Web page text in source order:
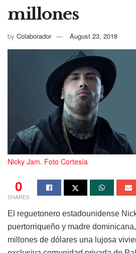
millones
by Colaborador August 23, 2018
Nicky Jam. Foto Cortesía
0
SHARES
El reguetonero estadounidense
puertorriqueño y madre
millones de dólares una lujosa